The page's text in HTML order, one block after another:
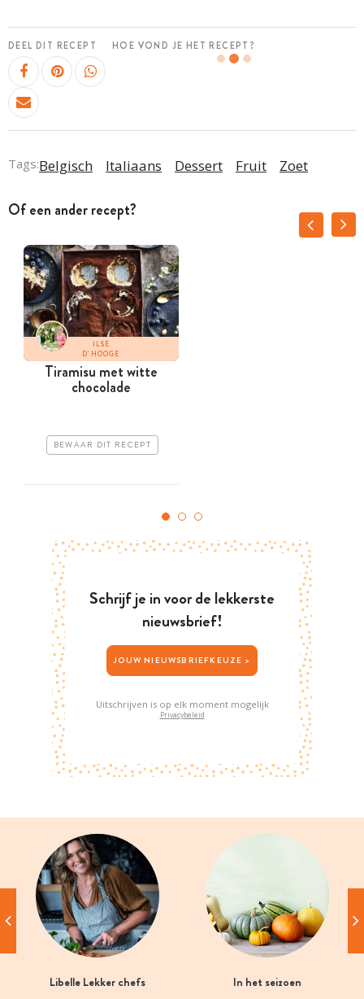
DEEL DIT RECEPT HOE VOND JE HET RECEPT?
Tags:Belgisch Italiaans Dessert Fruit Zoet
Of een ander recept?
ILSE
D'HOOGE
Tiramisu met witte
chocolade
BEWAAR DIT RECEPT
Schrijf je in voor de lekkerste
nieuwsbrief!
JOUW NIEUWSBRIEFKEUZE >
Uitschrijven is op elk moment mogelijk
Privacybeleid
Libelle Lekker chefs In het seizoen